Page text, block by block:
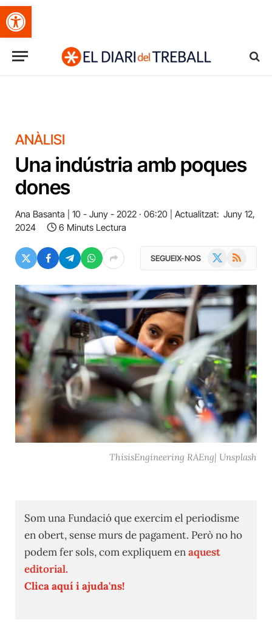
Obre la barra d'eines
ANÀLISI
Una indústria amb poques
dones
Ana Basanta 10 - Juny - 2022 · 06:20 Actualitzat: Juny 12,
2024
6 Minuts Lectura
SEGUEIX-NOS RSS
ThisisEngineering RAEng| Unsplash
Som una Fundació que exercim el periodisme
en obert, sense murs de pagament. Però no ho
podem fer sols, com expliquem enaquest
editorial.
Clica aquí i ajuda'ns!